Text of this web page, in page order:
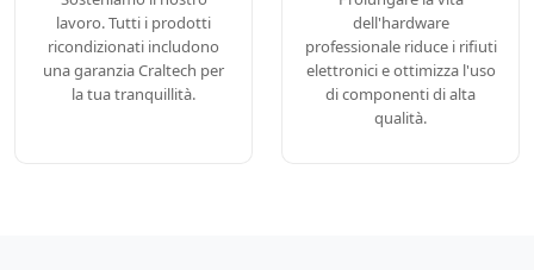
lavoro. Tutti i prodotti
ricondizionati includono
una garanzia Craltech per
la tua tranquillità.
dell'hardware
professionale riduce i rifiuti
elettronici e ottimizza l'uso
di componenti di alta
qualità.